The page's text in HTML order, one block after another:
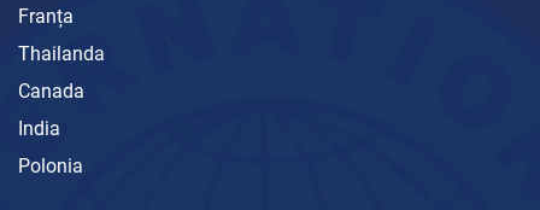
Franța
Thailanda
Canada
India
Polonia